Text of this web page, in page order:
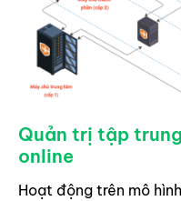
Quản trị tập
online
Hoạt động trên mô